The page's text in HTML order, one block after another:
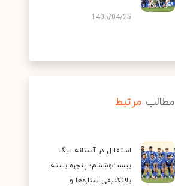
1405/04/25
مطالب مرتبط
استقلال در آستانه لیگ
بیست‌وششم؛ پنجره بسته،
بلاتکلیفی ستاره‌ها و